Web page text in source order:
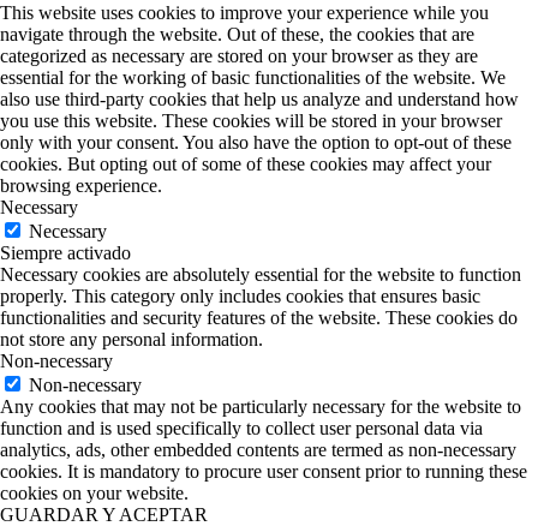
This website uses cookies to improve your experience while you
navigate through the website. Out of these, the cookies that are
categorized as necessary are stored on your browser as they are
essential for the working of basic functionalities of the website. We
also use third-party cookies that help us analyze and understand how
you use this website. These cookies will be stored in your browser
only with your consent. You also have the option to opt-out of these
cookies. But opting out of some of these cookies may affect your
browsing experience.
Necessary
Necessary
Siempre activado
Necessary cookies are absolutely essential for the website to function
properly. This category only includes cookies that ensures basic
functionalities and security features of the website. These cookies do
not store any personal information.
Non-necessary
Non-necessary
Any cookies that may not be particularly necessary for the website to
function and is used specifically to collect user personal data via
analytics, ads, other embedded contents are termed as non-necessary
cookies. It is mandatory to procure user consent prior to running these
cookies on your website.
GUARDAR Y ACEPTAR